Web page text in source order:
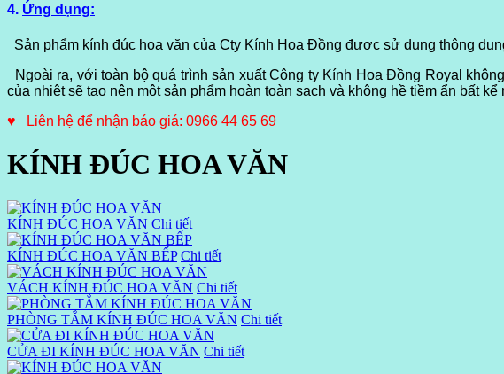
4. Ứng dụng:
Sản phẩm kính đúc hoa văn của Cty Kính Hoa Đồng được sử dụng thông
Ngoài ra, với toàn bộ quá trình sản xuấtCông ty Kính Hoa Đồng Royal
của nhiệt sẽ tạo nên một sản phẩm hoàn toàn sạch và không hề tiềm ẩn bất
♥ Liên hệ để nhận báo giá: 0966 44 65 69
KÍNH ĐÚC HOA VĂN
KÍNH ĐÚC HOA VĂN Chi tiết
KÍNH ĐÚC HOA VĂN BẾP Chi tiết
VÁCH KÍNH ĐÚC HOA VĂN Chi tiết
PHÒNG TẮM KÍNH ĐÚC HOA VĂN Chi tiết
CỬA ĐI KÍNH ĐÚC HOA VĂN Chi tiết